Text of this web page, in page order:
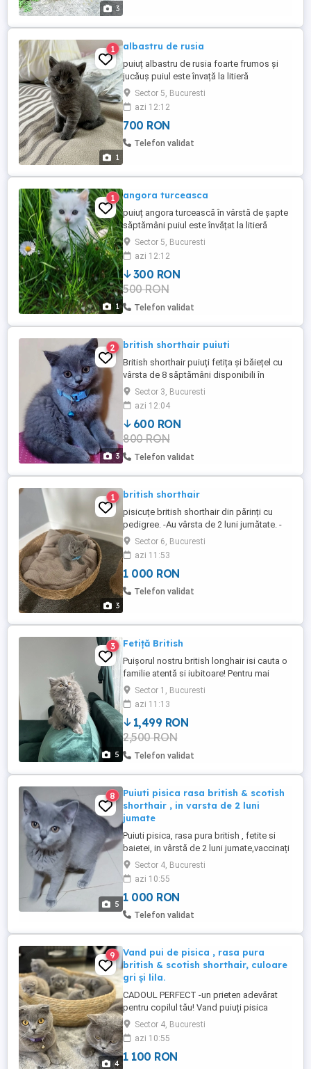
3
1
1 albastru de rusia
puiuț albastru de rusia foarte frumos și
jucăuș puiul este învață la litieră
deparazitat intern extern are vârsta de 7
săptămâni mănâncă bobițe și hrană
umedă
Sector 5, Bucuresti
azi 12:12
700 RON
Telefon validat
1
1 angora turceasca
puiuț angora turcească în vârstă de șapte
săptămâni puiul este învățat la litieră
deparazitat intern extern mănâncă bobițe
și hrană umedă
Sector 5, Bucuresti
azi 12:12
300 RON
500 RON
Telefon validat
3
2 british shorthair puiuti
British shorthair puiuți fetița și băiețel cu
vârsta de 8 săptămâni disponibili în
București mănâncă singuri și sunt
deparazitați intern și extern
Sector 3, Bucuresti
azi 12:04
600 RON
800 RON
Telefon validat
3
1 british shorthair
pisicuțe british shorthair din părinți cu
pedigree. -Au vârsta de 2 luni jumătate. -
au carnet de sănătate cu vaccin și
deparazitare la zi. -sunt foarte jucăușe,
iubărețe și drăgălașe -Sunt învățate la
litieră -mănâncă mâncare umedă și uscată
pentru orice detalii informații și pentru ...
Sector 6, Bucuresti
azi 11:53
1 000 RON
Telefon validat
5
3 Fetiță British
Puișorul nostru british longhair isi cauta o
familie atentă si iubitoare! Pentru mai
multe detalii si videoclipuri va rog sa mi
scrieti in privat pe whatshapp.
Sector 1, Bucuresti
azi 11:13
1,499 RON
2,500 RON
Telefon validat
5
8
Puiuti pisica rasa british & scotish
shorthair , in varsta de 2 luni
jumate
Puiuti pisica, rasa pura british , fetite si
baietei, in vârstă de 2 luni jumate,vaccinați
și deparazitați conform vârstei, își cauta
căsuța.Sunt iubitori și sociabili cu copii,
acest lucru datorandu-se creșterii in casa
alături de părinții lor. Se pot vizita la
domiciliu.Pentru detalii sunati la ...
Sector 4, Bucuresti
azi 10:55
1 000 RON
Telefon validat
4
9
Vand pui de pisica , rasa pura
british & scotish shorthair, culoare
gri și lila.
CADOUL PERFECT -un prieten adevărat
pentru copilul tău! Vand puiuți pisica
(fetite si baietei), rasa pura british &
scotish shorthair, în vârstă de 2 luni
jumate. Puiutii sunt crescuți in casa alături
de parinti, mănâncă bobite si fac la
Sector 4, Bucuresti
azi 10:55
1 100 RON